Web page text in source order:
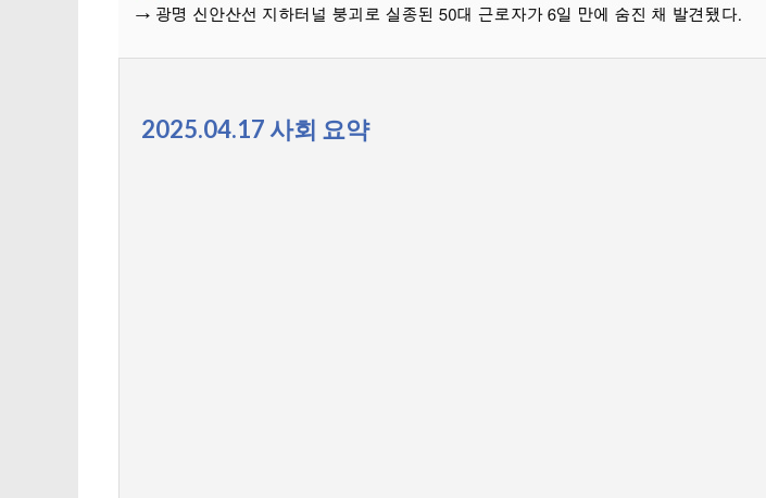
2025.04.17 사회 요약